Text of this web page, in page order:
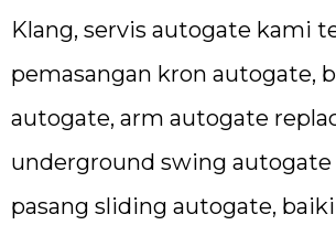
Klang, servis autogate kami
pemasangan kron autogate,
autogate, arm autogate
underground swing autogate
pasang sliding autogate,